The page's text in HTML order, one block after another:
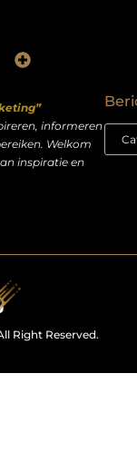
informeren
Welkom
inspiratie en
Right Reserved.